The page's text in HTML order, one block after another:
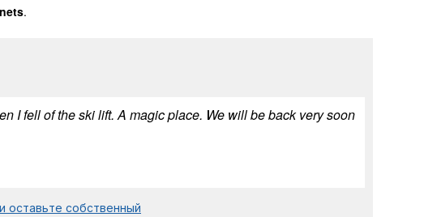
.
I fell of the ski lift. A magic place. We will be back very soon
оставьте собственный